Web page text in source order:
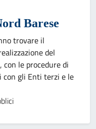
Barese
trovare il
del
con le procedure di
con gli Enti terzi e le